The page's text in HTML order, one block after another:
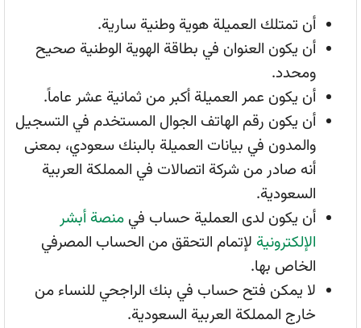
أن تمتلك العميلة هوية وطنية سارية.
أن يكون العنوان في بطاقة الهوية الوطنية صحيح
ومحدد.
أن يكون عمر العميلة أكبر من ثمانية عشر عاماً.
أن يكون رقم الهاتف الجوال المستخدم في التسجيل
والمدون في بيانات العميلة بالبنك سعودي، بمعنى
أنه صادر من شركة اتصالات في المملكة العربية
السعودية.
أن يكون لدى العملية حساب في منصة أبشر
الإلكترونية لإتمام التحقق من الحساب المصرفي
الخاص بها.
لا يمكن فتح حساب في بنك الراجحي للنساء من
خارج المملكة العربية السعودية.